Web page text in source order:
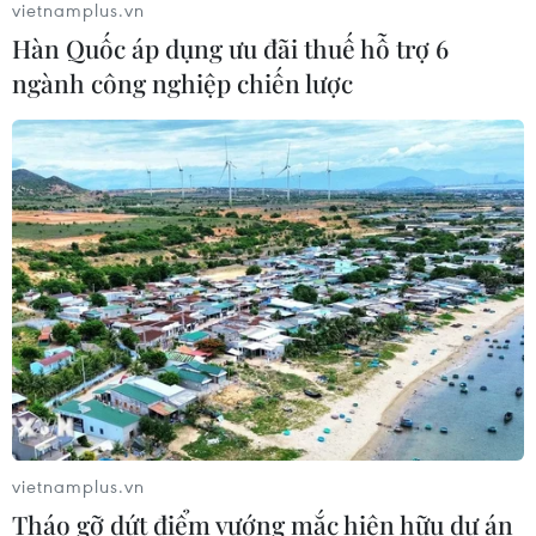
công tác thi
07/08/2026 07:41
Xem thêm
CƠ QUAN CHỦ QUẢN: THÔNG TẤN XÃ VIỆT NAM
Tổng Biên tập: TRẦN TIẾN DUẨN
Phó Tổng Biên tập: NGUYỄN THỊ TÁM, KHÚC THANH
THỦY
Sở hữu trí tuệ
Quy định sử dụng
vietnamplus.vn
Hàn Quốc áp dụng ưu đãi thuế hỗ trợ 6
ngành công nghiệp chiến lược
vietnamplus.vn
Tháo gỡ dứt điểm vướng mắc hiện hữu dự án